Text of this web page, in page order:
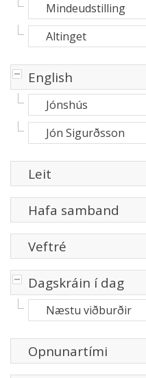
Mindeudstilling
Altinget
-English
Jónshús
Jón Sigurðsson
Leit
Hafa samband
Veftré
-Dagskráin í dag
Næstu viðburðir
Opnunartími